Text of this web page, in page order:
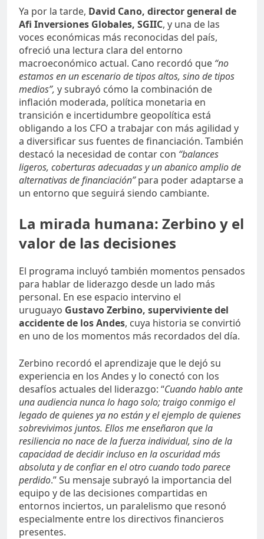
Ya por la tarde, David Cano, director general de
Afi Inversiones Globales, SGIIC, y una de las
voces económicas más reconocidas del país,
ofreció una lectura clara del entorno
macroeconómico actual. Cano recordó que “no
estamos en un escenario de tipos altos, sino de tipos
medios”, y subrayó cómo la combinación de
inflación moderada, política monetaria en
transición e incertidumbre geopolítica está
obligando a los CFO a trabajar con más agilidad y
a diversificar sus fuentes de financiación. También
destacó la necesidad de contar con “balances
ligeros, coberturas adecuadas y un abanico amplio de
alternativas de financiación”para poder adaptarse a
un entorno que seguirá siendo cambiante.
La mirada humana: Zerbino y el
valor de las decisiones
El programa incluyó también momentos pensados
para hablar de liderazgo desde un lado más
personal. En ese espacio intervino el
uruguayo Gustavo Zerbino, superviviente del
accidente de los Andes, cuya historia se convirtió
en uno de los momentos más recordados del día.
Zerbino recordó el aprendizaje que le dejó su
experiencia en los Andes y lo conectó con los
desafíos actuales del liderazgo: “Cuando hablo ante
una audiencia nunca lo hago solo; traigo conmigo el
legado de quienes ya no están y el ejemplo de quienes
sobrevivimos juntos. Ellos me enseñaron que la
resiliencia no nace de la fuerza individual, sino de la
capacidad de decidir incluso en la oscuridad más
absoluta y de confiar en el otro cuando todo parece
perdido.” Su mensaje subrayó la importancia del
equipo y de las decisiones compartidas en
entornos inciertos, un paralelismo que resonó
especialmente entre los directivos financieros
presentes.